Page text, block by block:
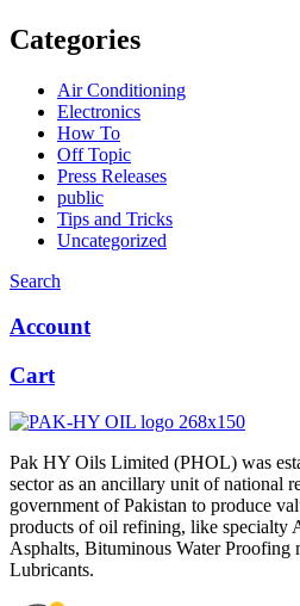
Categories
Air Conditioning
Electronics
How To
Off Topic
Press Releases
public
Tips and Tricks
Uncategorized
Search
Account
Cart
Pak HY Oils Limited (PHOL) was
sector as an ancillary unit of national
government of Pakistan to produce
products of oil refining, like specialty
Asphalts, Bituminous Water Proofing
Lubricants.